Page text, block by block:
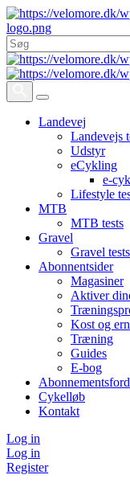
Søg
Landevej
Landevejs
Udstyr
eCykling
e-
Lifestyle
MTB
MTB tests
Gravel
Gravel tests
Abonnentsider
Magasiner
Aktiver
Kost og
Træning
Guides
E-bog
Cykelløb
Kontakt
Log in
Log in
Register